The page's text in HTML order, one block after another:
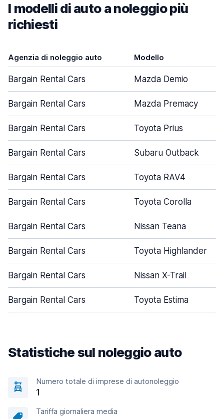
I modelli di auto a noleggio più
richiesti
Agenzia di noleggio auto Modello
Bargain Rental Cars Mazda Demio
Bargain Rental Cars Mazda Premacy
Bargain Rental Cars Toyota Prius
Bargain Rental Cars Subaru Outback
Bargain Rental Cars Toyota RAV4
Bargain Rental Cars Toyota Corolla
Bargain Rental Cars Nissan Teana
Bargain Rental Cars Toyota Highlander
Bargain Rental Cars Nissan X-Trail
Bargain Rental Cars Toyota Estima
Statistiche sul noleggio auto
Numero totale di imprese di autonoleggio
1
Tariffa giornaliera media